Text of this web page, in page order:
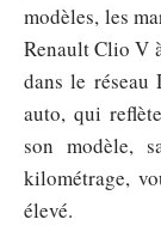
modèles, les
Renault Clio V
dans le réseau
auto, qui
son modèle,
kilométrage,
élevé.